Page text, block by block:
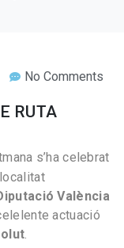
No Comments
RUTA
s’ha celebrat
València
actuació